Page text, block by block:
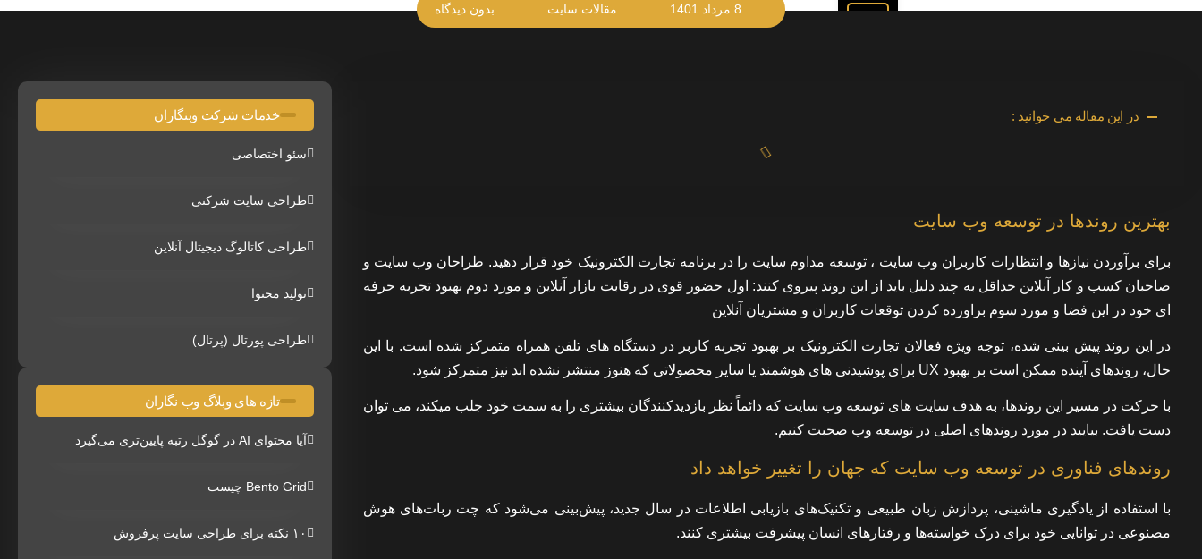
8 مرداد 1401 مقالات سایت بدون دیدگاه
در این مقاله می خوانید :
بهترین روندها در توسعه وب سایت
برای برآوردن نیازها و انتظارات کاربران وب سایت ، توسعه مداوم سایت را در برنامه تجارت الکترونیک خود قرار دهید. طراحان وب سایت و
صاحبان کسب و کار آنلاین حداقل به چند دلیل باید از این روند پیروی کنند: اول حضور قوی در رقابت بازار آنلاین و مورد دوم بهبود تجربه حرفه
ای خود در این فضا و مورد سوم براورده کردن توقعات کاربران و مشتریان آنلاین
در این روند پیش بینی شده، توجه ویژه فعالان تجارت الکترونیک بر بهبود تجربه کاربر در دستگاه های تلفن همراه متمرکز شده است. با این
حال، روندهای آینده ممکن است بر بهبود UX برای پوشیدنی های هوشمند یا سایر محصولاتی که هنوز منتشر نشده اند نیز متمرکز شود.
با حرکت در مسیر این روندها، به هدف سایت های توسعه وب سایت که دائماً نظر بازدیدکنندگان بیشتری را به سمت خود جلب میکند، می توان
دست یافت. بیایید در مورد روندهای اصلی در توسعه وب صحبت کنیم.
روندهای فناوری در توسعه وب سایت که جهان را تغییر خواهد داد
با استفاده از یادگیری ماشینی، پردازش زبان طبیعی و تکنیک‌های بازیابی اطلاعات در سال جدید، پیش‌بینی می‌شود که چت ربات‌های هوش
مصنوعی در توانایی خود برای درک خواسته‌ها و رفتارهای انسان پیشرفت بیشتری کنند.
خدمات شرکت وبنگاران
سئو اختصاصی
طراحی سایت شرکتی
طراحی کاتالوگ دیجیتال آنلاین
تولید محتوا
طراحی پورتال (پرتال)
تازه های وبلاگ وب نگاران
آیا محتوای AI در گوگل رتبه پایین‌تری می‌گیرد
Bento Grid چیست
۱۰ نکته برای طراحی سایت پرفروش